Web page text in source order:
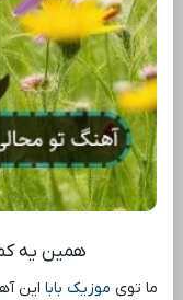
همین یه
ما توی موزیک بابا این